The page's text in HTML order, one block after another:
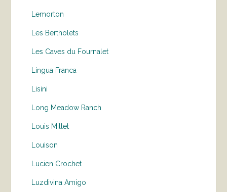
Lemorton
Les Bertholets
Les Caves du Fournalet
Lingua Franca
Lisini
Long Meadow Ranch
Louis Millet
Louison
Lucien Crochet
Luzdivina Amigo